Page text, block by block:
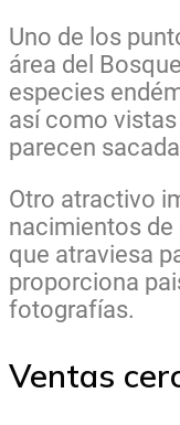
Uno de los
área del
especies
así como
parecen
Otro atractivo
nacimientos de
que atraviesa
proporciona
fotografías.
Ventas